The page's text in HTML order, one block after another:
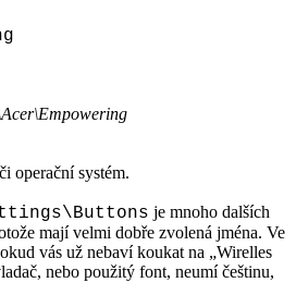
operační systém.
je mnoho dalších
mají velmi dobře zvolená jména. Ve
vás už nebaví koukat na „Wirelles
nebo použitý font, neumí češtinu,